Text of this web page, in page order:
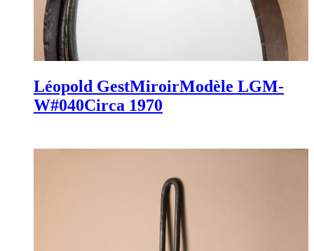
Léopold GestMiroirModèle LGM-
W#040Circa 1970